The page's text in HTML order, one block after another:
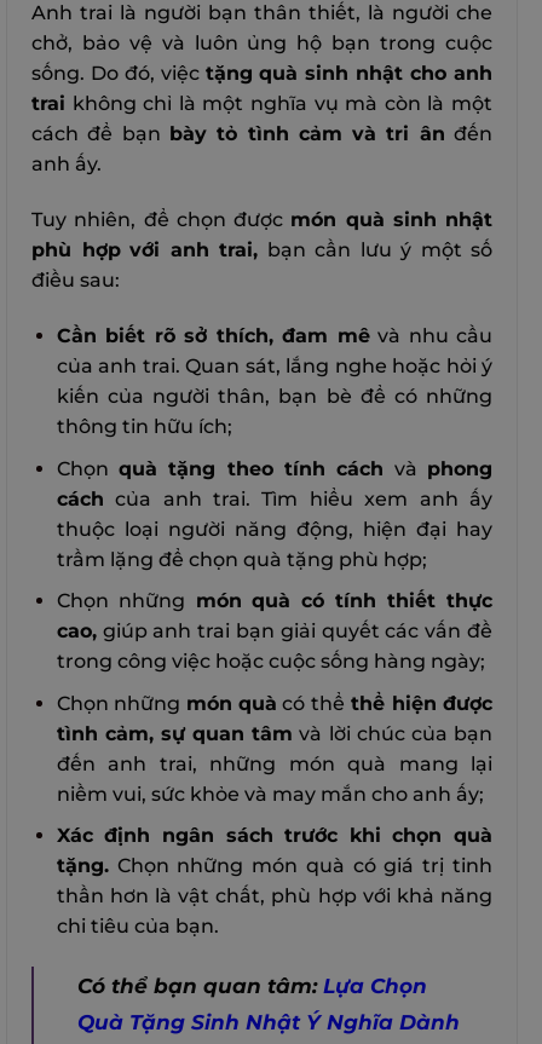
Anh trai là người bạn thân thiết, là người che
chở, bảo vệ và luôn ủng hộ bạn trong cuộc
sống. Do đó, việc tặng quà sinh nhật cho anh
trai không chỉ là một nghĩa vụ mà còn là một
cách để bạn bày tỏ tình cảm và tri ân đến
anh ấy.
Tuy nhiên, để chọn được món quà sinh nhật
phù hợp với anh trai, bạn cần lưu ý một số
điều sau:
Cần biết rõ sở thích, đam mêvà nhu cầu
của anh trai. Quan sát, lắng nghe hoặc hỏi ý
kiến của người thân, bạn bè để có những
thông tin hữu ích;
Chọnquà tặng theo tính cách và phong
cách của anh trai. Tìm hiểu xem anh ấy
thuộc loại người năng động, hiện đại hay
trầm lặng để chọn quà tặng phù hợp;
Chọn những món quà có tính thiết thực
cao,giúp anh trai bạn giải quyết các vấn đề
trong công việc hoặc cuộc sống hàng ngày;
Chọn những món quà có thể thể hiện được
tình cảm, sự quan tâm và lời chúc của bạn
đến anh trai, những món quà mang lại
niềm vui, sức khỏe và may mắn cho anh ấy;
Xác định ngân sách trước khi chọn quà
tặng.Chọn những món quà có giá trị tinh
thần hơn là vật chất, phù hợp với khả năng
chi tiêu của bạn.
Có thể bạn quan tâm:Lựa Chọn
Quà Tặng Sinh Nhật Ý Nghĩa Dành